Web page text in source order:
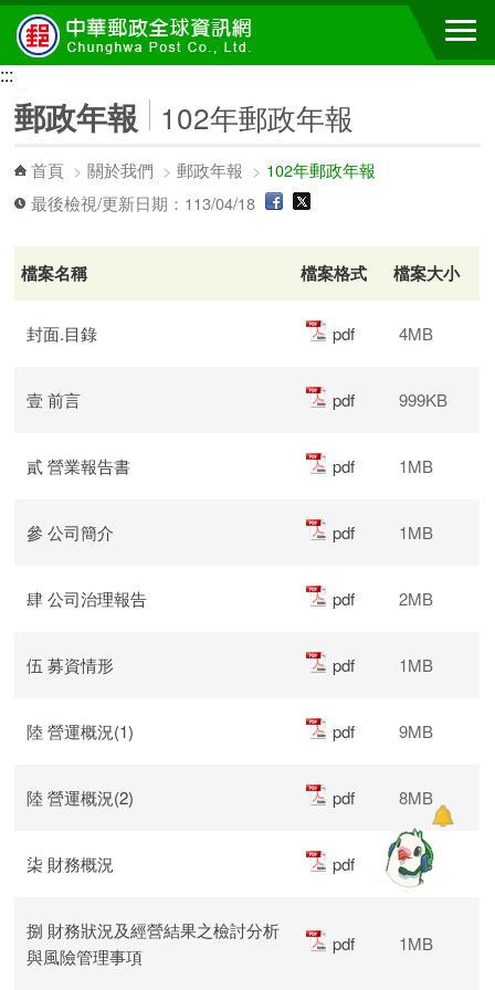
跳到主要內容區塊
:::
郵政年報 102年郵政年報
首頁 >關於我們 >郵政年報 > 102年郵政年報
最後檢視/更新日期：113/04/18
檔案名稱 檔案格式 檔案大小
封面.目錄 pdf 4MB
壹 前言 pdf 999KB
貳 營業報告書 pdf 1MB
參 公司簡介 pdf 1MB
肆 公司治理報告 pdf 2MB
伍 募資情形 pdf 1MB
陸 營運概況(1) pdf 9MB
陸 營運概況(2) pdf 8MB
柒 財務概況 pdf 8MB
捌 財務狀況及經營結果之檢討分析
與風險管理事項
pdf 1MB